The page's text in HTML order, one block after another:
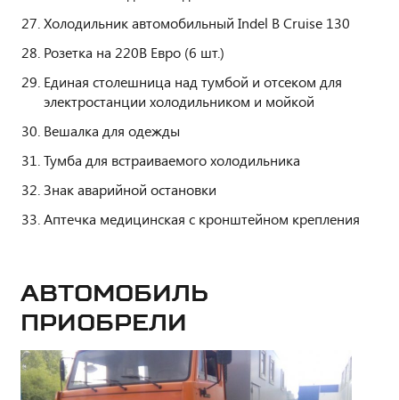
Холодильник автомобильный Indel B Cruise 130
Розетка на 220В Евро (6 шт.)
Единая столешница над тумбой и отсеком для
электростанции холодильником и мойкой
Вешалка для одежды
Тумба для встраиваемого холодильника
Знак аварийной остановки
Аптечка медицинская с кронштейном крепления
Автомобиль
приобрели